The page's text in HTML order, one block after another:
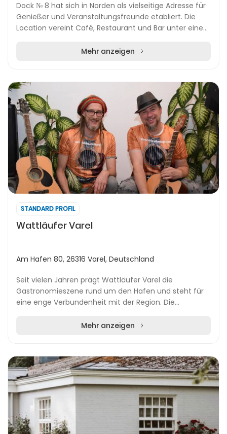
Dock № 8 hat sich in Norden als vielseitige Adresse für
Genießer und Veranstaltungsfreunde etabliert. Die
Location vereint Café, Restaurant und Bar unter einem
Mehr anzeigen
STANDARD PROFIL
Wattläufer Varel
Am Hafen 80, 26316 Varel, Deutschland
Seit vielen Jahren prägt Wattläufer Varel die
Gastronomieszene rund um den Hafen und steht für
eine enge Verbundenheit mit der Region. Die
Mehr anzeigen